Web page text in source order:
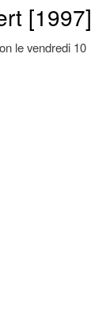
[1997]
le vendredi 10